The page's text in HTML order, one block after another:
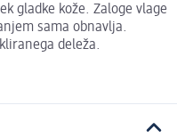
gladke kože. Zaloge vlage
sama obnavlja.
deleža.